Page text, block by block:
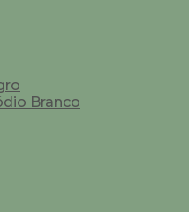
Branco